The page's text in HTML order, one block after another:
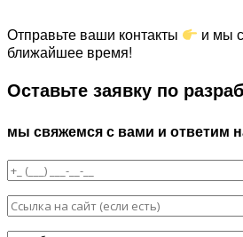
Отправьте ваши контакты
и мы
ближайшее время!
Оставьте заявку по
мы свяжемся с вами и ответим